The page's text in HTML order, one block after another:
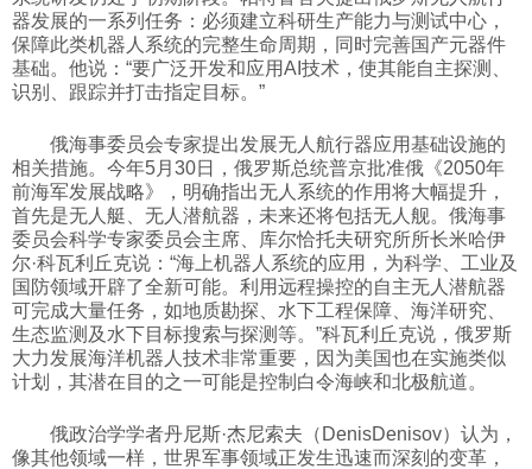
旅游
视听
器发展的一系列任务：必须建立科研生产能力与测试中心，
保障此类机器人系统的完整生命周期，同时完善国产元器件
基础。他说：“要广泛开发和应用AI技术，使其能自主探测、
识别、跟踪并打击指定目标。”
俄海事委员会专家提出发展无人航行器应用基础设施的
相关措施。今年5月30日，俄罗斯总统普京批准俄《2050年
前海军发展战略》，明确指出无人系统的作用将大幅提升，
首先是无人艇、无人潜航器，未来还将包括无人舰。俄海事
委员会科学专家委员会主席、库尔恰托夫研究所所长米哈伊
尔·科瓦利丘克说：“海上机器人系统的应用，为科学、工业及
国防领域开辟了全新可能。利用远程操控的自主无人潜航器
可完成大量任务，如地质勘探、水下工程保障、海洋研究、
生态监测及水下目标搜索与探测等。”科瓦利丘克说，俄罗斯
大力发展海洋机器人技术非常重要，因为美国也在实施类似
计划，其潜在目的之一可能是控制白令海峡和北极航道。
俄政治学学者丹尼斯·杰尼索夫（DenisDenisov）认为，
像其他领域一样，世界军事领域正发生迅速而深刻的变革，